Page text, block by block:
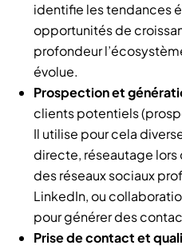
identifie les tendances
opportunités de
profondeur
évolue.
Prospection et
clients potentiels
Il utilise pour cela
directe, réseautage lors
des réseaux sociaux
LinkedIn, ou
pour générer des
Prise de contact et